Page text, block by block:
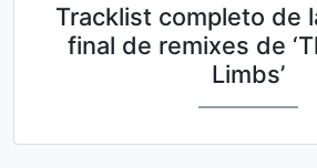
Tracklist completo de
final de remixes de
Limbs’